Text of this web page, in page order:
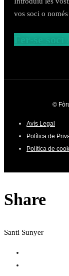
vos soci o
©
Avís Legal
Política de
Política de
Share
Santi Sunyer